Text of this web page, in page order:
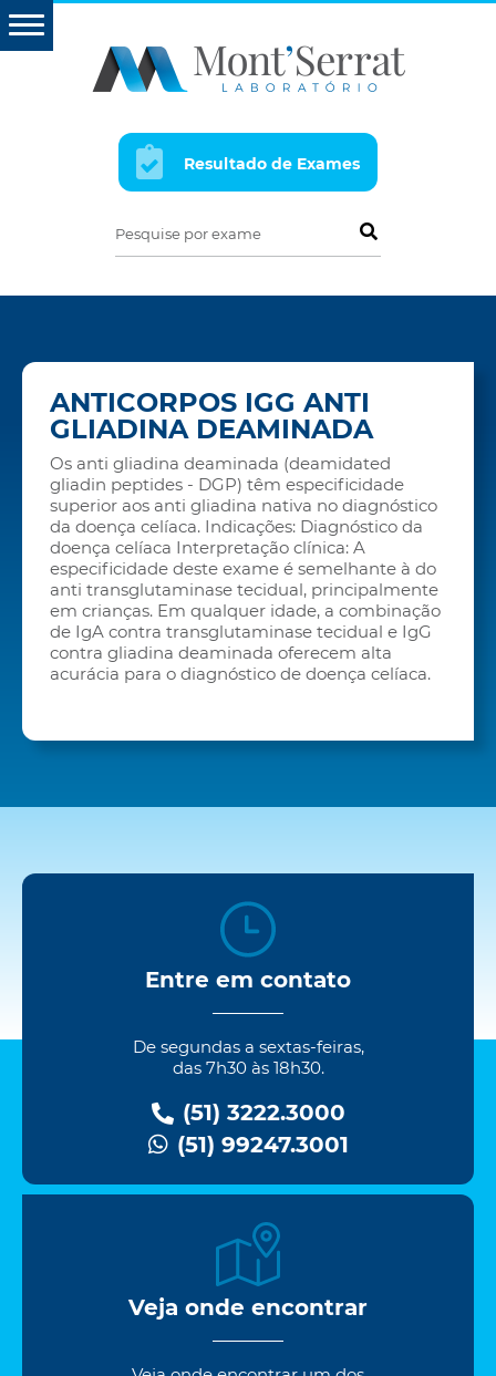
Resultado de Exames
Pesquise por exame
ANTICORPOS IGG ANTI
GLIADINA DEAMINADA
Os anti gliadina deaminada (deamidated
gliadin peptides - DGP) têm especificidade
superior aos anti gliadina nativa no diagnóstico
da doença celíaca. Indicações: Diagnóstico da
doença celíaca Interpretação clínica: A
especificidade deste exame é semelhante à do
anti transglutaminase tecidual, principalmente
em crianças. Em qualquer idade, a combinação
de IgA contra transglutaminase tecidual e IgG
contra gliadina deaminada oferecem alta
acurácia para o diagnóstico de doença celíaca.
Entre em contato
De segundas a sextas-feiras,
das 7h30 às 18h30.
(51) 3222.3000
(51) 99247.3001
Veja onde encontrar